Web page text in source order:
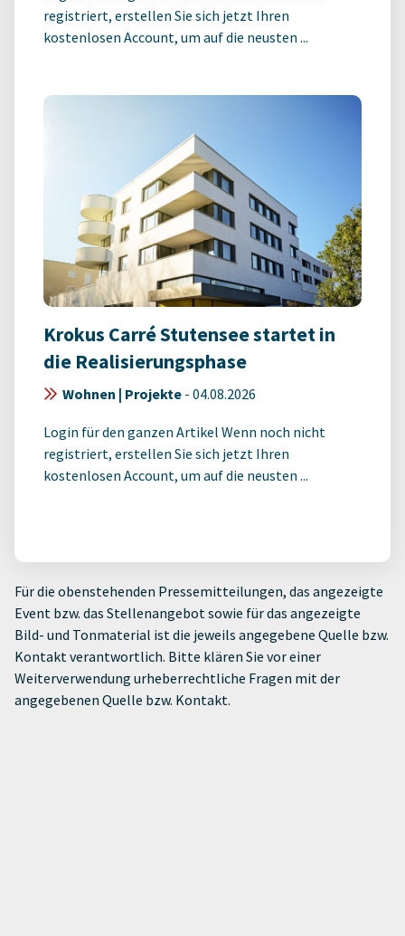
registriert, erstellen Sie sich jetzt Ihren
kostenlosen Account, um auf die neusten ...
Krokus Carré Stutensee startet in
die Realisierungsphase
Wohnen | Projekte - 04.08.2026
Login für den ganzen Artikel Wenn noch nicht
registriert, erstellen Sie sich jetzt Ihren
kostenlosen Account, um auf die neusten ...
Für die obenstehenden Pressemitteilungen, das angezeigte
Event bzw. das Stellenangebot sowie für das angezeigte
Bild- und Tonmaterial ist die jeweils angegebene Quelle bzw.
Kontakt verantwortlich. Bitte klären Sie vor einer
Weiterverwendung urheberrechtliche Fragen mit der
angegebenen Quelle bzw. Kontakt.